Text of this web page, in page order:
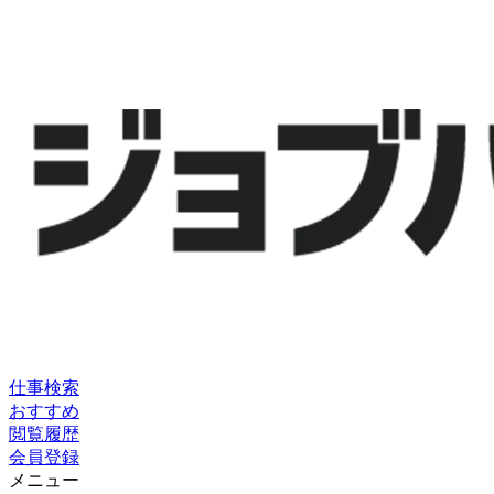
仕事検索
おすすめ
閲覧履歴
会員登録
メニュー